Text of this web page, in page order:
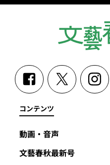
コンテンツ
動画・音声
文藝春秋最新号